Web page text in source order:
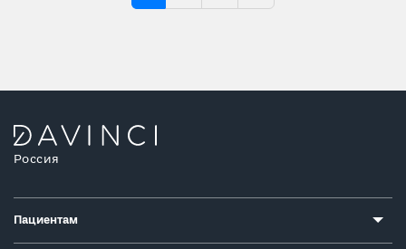
Россия
Пациентам